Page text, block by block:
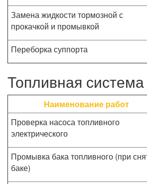
Замена жидкости тормозной с
прокачкой и промывкой
Переборка суппорта
Топливная система
Наименование работ
Проверка насоса топливного
электрического
Промывка бака топливного (при
баке)